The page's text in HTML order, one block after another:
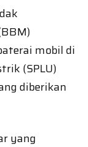
mobil di
(SPLU)
diberikan
yang